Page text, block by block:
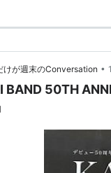
けが週末のConversation •
BAND 50TH